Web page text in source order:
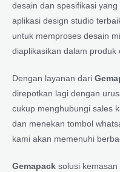
desain dan spesifikasi
aplikasi design studio
untuk memproses desain
diaplikasikan dalam produk
Dengan layanan dari
direpotkan lagi dengan
cukup menghubungi sales
dan menekan tombol
kami akan memenuhi
Gemapack solusi